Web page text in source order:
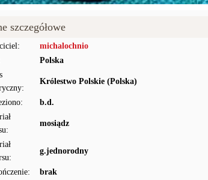
szczegółowe
michalochnio
Polska
Królestwo Polskie (Polska)
b.d.
mosiądz
g.jednorodny
brak